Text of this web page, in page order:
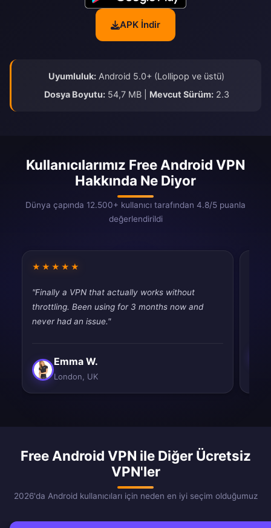
APK İndir
Uyumluluk: Android 5.0+ (Lollipop ve üstü)
Dosya Boyutu:54,7 MB | Mevcut Sürüm:2.3
Kullanıcılarımız Free Android VPN
Hakkında Ne Diyor
Dünya çapında 12.500+ kullanıcı tarafından 4.8/5 puanla
değerlendirildi
★★★★★
"Finally a VPN that actually works without
throttling. Been using for 3 months now and
never had an issue."
Emma W.
London, UK
Free Android VPN ile Diğer Ücretsiz
VPN'ler
2026'da Android kullanıcıları için neden en iyi seçim olduğumuz